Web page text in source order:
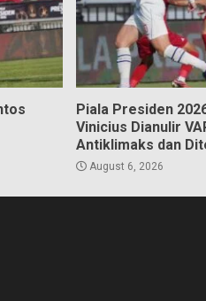
Piala Presiden
Vinicius Dianulir
Antiklimaks dan
August 6, 2026